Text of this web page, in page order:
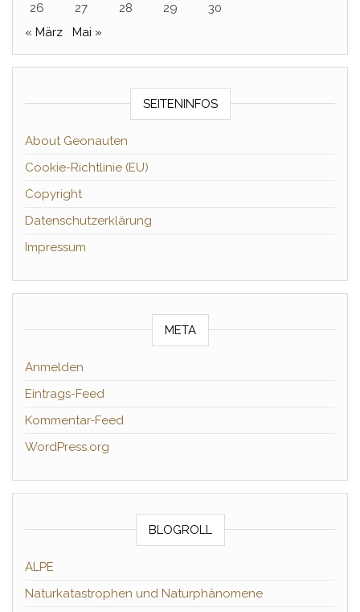
26
27 28 29
30
« März
Mai »
SEITENINFOS
About Geonauten
Cookie-Richtlinie (EU)
Copyright
Datenschutzerklärung
Impressum
META
Anmelden
Eintrags-Feed
Kommentar-Feed
WordPress.org
BLOGROLL
ALPE
Naturkatastrophen und Naturphänomene